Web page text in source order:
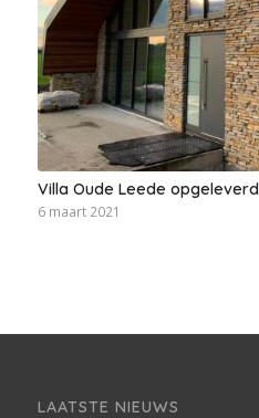
Villa Oude Leede opgeleverd
6 maart 2021
LAATSTE NIEUWS